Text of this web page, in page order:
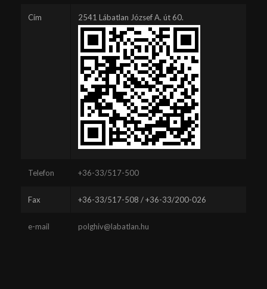
Cím 2541 Lábatlan József A. út 60.
Telefon +36-33/517-500
Fax +36-33/517-508 / +36-33/200-026
e-mail polghiv@labatlan.hu